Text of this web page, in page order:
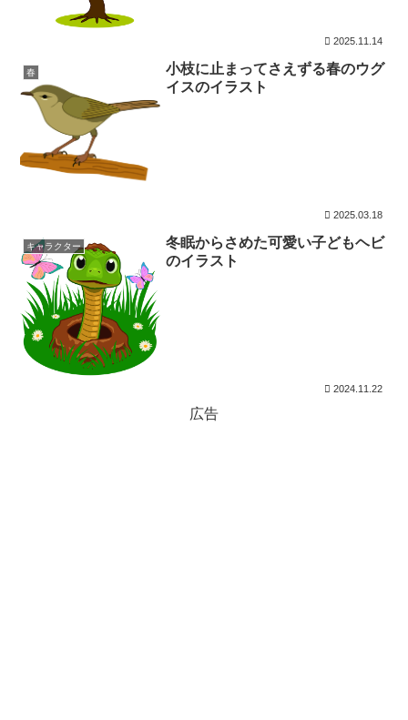
2025.11.14
春
小枝に止まってさえずる春のウグ
イスのイラスト
2025.03.18
キャラクター
冬眠からさめた可愛い子どもヘビ
のイラスト
2024.11.22
広告